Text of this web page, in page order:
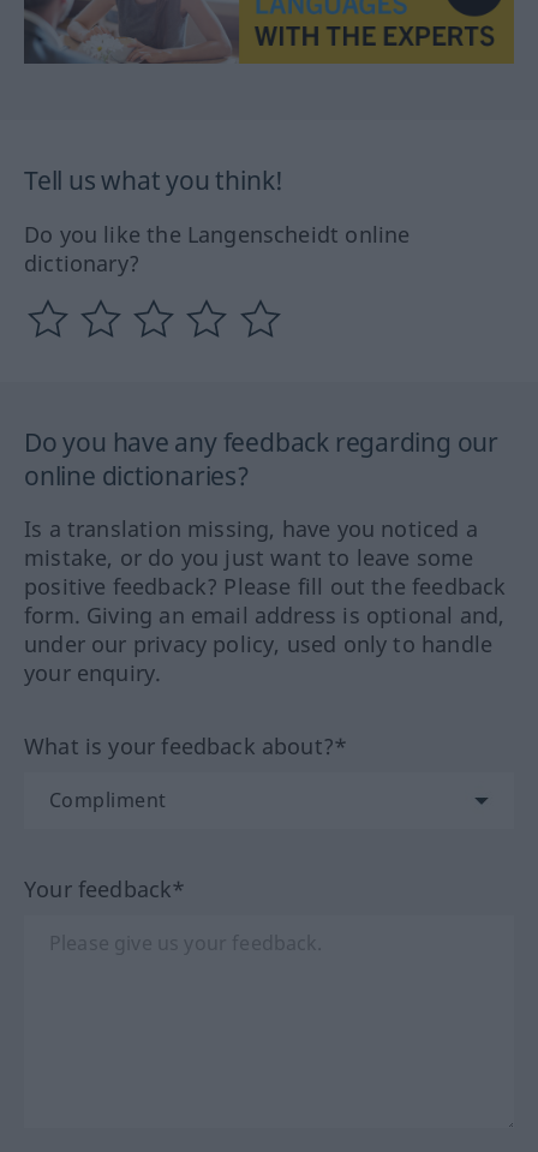
Tell us what you think!
Do you like the Langenscheidt online
dictionary?
Do you have any feedback regarding our
online dictionaries?
Is a translation missing, have you noticed a
mistake, or do you just want to leave some
positive feedback? Please fill out the feedback
form. Giving an email address is optional and,
under our privacy policy, used only to handle
your enquiry.
What is your feedback about?*
Your feedback*